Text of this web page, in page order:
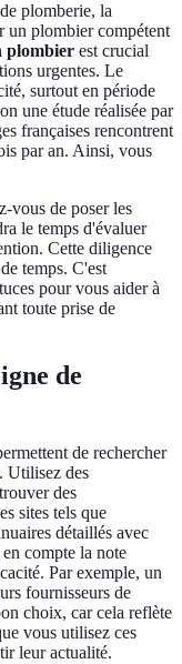
plomberie, la
un plombier compétent
plombier est crucial
urgentes. Le
surtout en période
une étude réalisée par
françaises rencontrent
par an. Ainsi, vous
vous de poser les
le temps d'évaluer
Cette diligence
temps. C'est
pour vous aider à
toute prise de
de
de rechercher
Utilisez des
des
sites tels que
détaillés avec
compte la note
Par exemple, un
fournisseurs de
choix, car cela reflète
vous utilisez ces
leur actualité.